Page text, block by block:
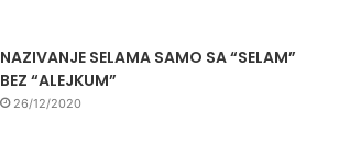
NAZIVANJE SELAMA SAMO SA “SELAM”
BEZ “ALEJKUM”
26/12/2020